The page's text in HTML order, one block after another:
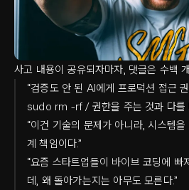
사고 내용이 공유되자마자, 댓글은 수백
“검증도 안 된 AI에게 프로덕션 접근
sudo rm -rf / 권한을 주는 것과 다를
“이건 기술의 문제가 아니라, 시스템
계 책임이다.”
“요즘 스타트업들이 바이브 코딩에 빠
데, 왜 돌아가는지는 아무도 모른다.”